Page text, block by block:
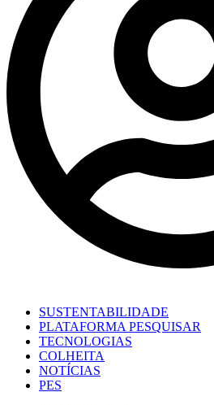
SUSTENTABILIDADE
PLATAFORMA PESQUISAR
TECNOLOGIAS
COLHEITA
NOTÍCIAS
PES